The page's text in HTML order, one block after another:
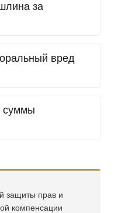
за
вред
суммы
защиты прав и
компенсации